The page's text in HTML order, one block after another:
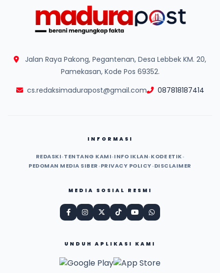
Jalan Raya Pakong, Pegantenan, Desa Lebbek KM. 20,
Pamekasan, Kode Pos 69352.
cs.redaksimadurapost@gmail.com
087818187414
INFORMASI
REDASKI•TENTANG KAMI•INFO IKLAN•KODE ETIK•
PEDOMAN MEDIA SIBER•PRIVACY POLICY•DISCLAIMER
MEDIA SOSIAL RESMI
UNDUH APLIKASI KAMI